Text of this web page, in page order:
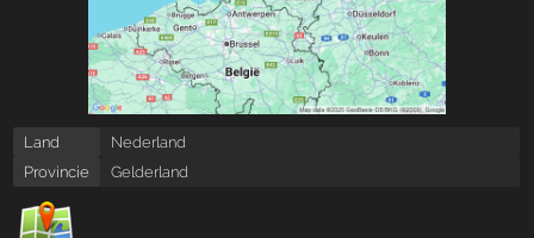
Land
Nederland
Provincie
Gelderland